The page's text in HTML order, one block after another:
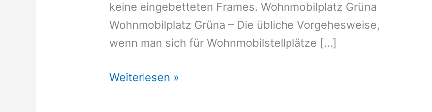
keine eingebetteten Frames. Wohnmobilplatz Grüna
Wohnmobilplatz Grüna – Die übliche Vorgehesweise,
wenn man sich für Wohnmobilstellplätze […]
Wohnmobilstellplätze
Weiterlesen »